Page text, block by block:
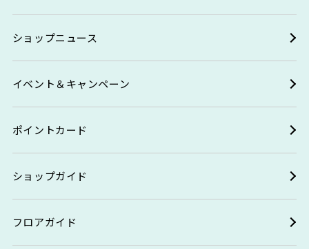
ショップニュース
イベント＆キャンペーン
ポイントカード
ショップガイド
フロアガイド